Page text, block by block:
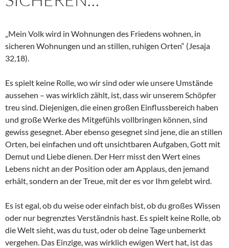
„Mein Volk wird in Wohnungen des Friedens wohnen, in
sicheren Wohnungen und an stillen, ruhigen Orten“ (Jesaja
32,18).
Es spielt keine Rolle, wo wir sind oder wie unsere Umstände
aussehen – was wirklich zählt, ist, dass wir unserem Schöpfer
treu sind. Diejenigen, die einen großen Einflussbereich haben
und große Werke des Mitgefühls vollbringen können, sind
gewiss gesegnet. Aber ebenso gesegnet sind jene, die an stillen
Orten, bei einfachen und oft unsichtbaren Aufgaben, Gott mit
Demut und Liebe dienen. Der Herr misst den Wert eines
Lebens nicht an der Position oder am Applaus, den jemand
erhält, sondern an der Treue, mit der es vor Ihm gelebt wird.
Es ist egal, ob du weise oder einfach bist, ob du großes Wissen
oder nur begrenztes Verständnis hast. Es spielt keine Rolle, ob
die Welt sieht, was du tust, oder ob deine Tage unbemerkt
vergehen. Das Einzige, was wirklich ewigen Wert hat, ist das